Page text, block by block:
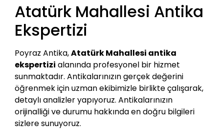
Atatürk Mahallesi Antika
Ekspertizi
Poyraz Antika,Atatürk Mahallesi antika
ekspertizi alanında profesyonel bir hizmet
sunmaktadır. Antikalarınızın gerçek değerini
öğrenmek için uzman ekibimizle birlikte çalışarak,
detaylı analizler yapıyoruz. Antikalarınızın
orijinalliği ve durumu hakkında en doğru bilgileri
sizlere sunuyoruz.